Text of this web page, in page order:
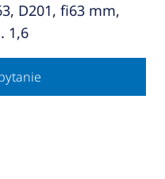
D201, fi63 mm,
1,6